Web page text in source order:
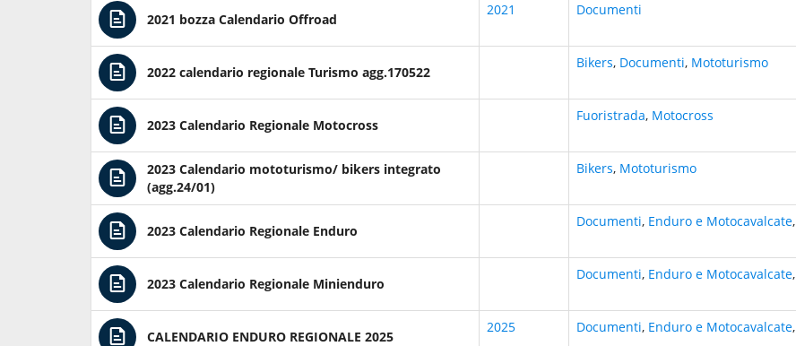
2021 bozza Calendario Offroad
2021 Documenti
2022 calendario regionale Turismo agg.170522
Bikers, Documenti, Mototurismo
2023 Calendario Regionale Motocross
Fuoristrada, Motocross
2023 Calendario mototurismo/ bikers integrato
(agg.24/01)
Bikers, Mototurismo
2023 Calendario Regionale Enduro
Documenti, Enduro e Motocavalcate,
2023 Calendario Regionale Minienduro
Documenti, Enduro e Motocavalcate,
CALENDARIO ENDURO REGIONALE 2025
2025 Documenti, Enduro e Motocavalcate,